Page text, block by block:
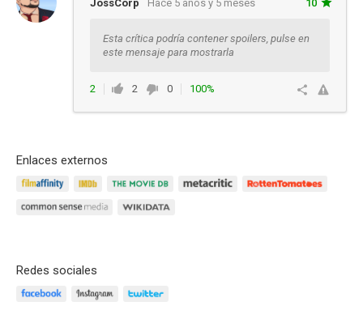
JossCorp Hace 5 años y 5 meses 10
Esta crítica podría contener spoilers, pulse en
este mensaje para mostrarla
2 2 0
100%
Enlaces externos
Redes sociales